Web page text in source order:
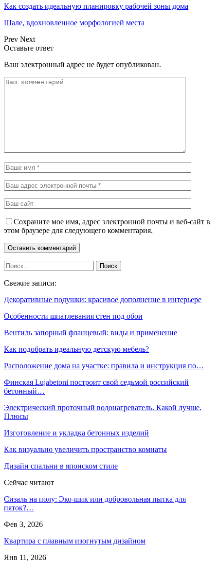
Как создать идеальную планировку рабочей зоны дома
Шале, вдохновленное морфологией места
Prev Next
Оставьте ответ
Ваш электронный адрес не будет опубликован.
Сохраните мое имя, адрес электронной почты и веб-сайт в
этом браузере для следующего комментария.
Свежие записи:
Декоративные подушки: красивое дополнение в интерьере
Особенности шпатлевания стен под обои
Вентиль запорный фланцевый: виды и применение
Как подобрать идеальную детскую мебель?
Расположение дома на участке: правила и инструкция по…
Финская Lujabetoni построит свой седьмой российский
бетонный…
Электрический проточный водонагреватель. Какой лучше.
Плюсы
Изготовление и укладка бетонных изделий
Как визуально увеличить пространство комнаты
Дизайн спальни в японском стиле
Сейчас читают
Сизаль на полу: Эко-шик или добровольная пытка для
пяток?…
Фев 3, 2026
Квартира с плавным изогнутым дизайном
Янв 11, 2026